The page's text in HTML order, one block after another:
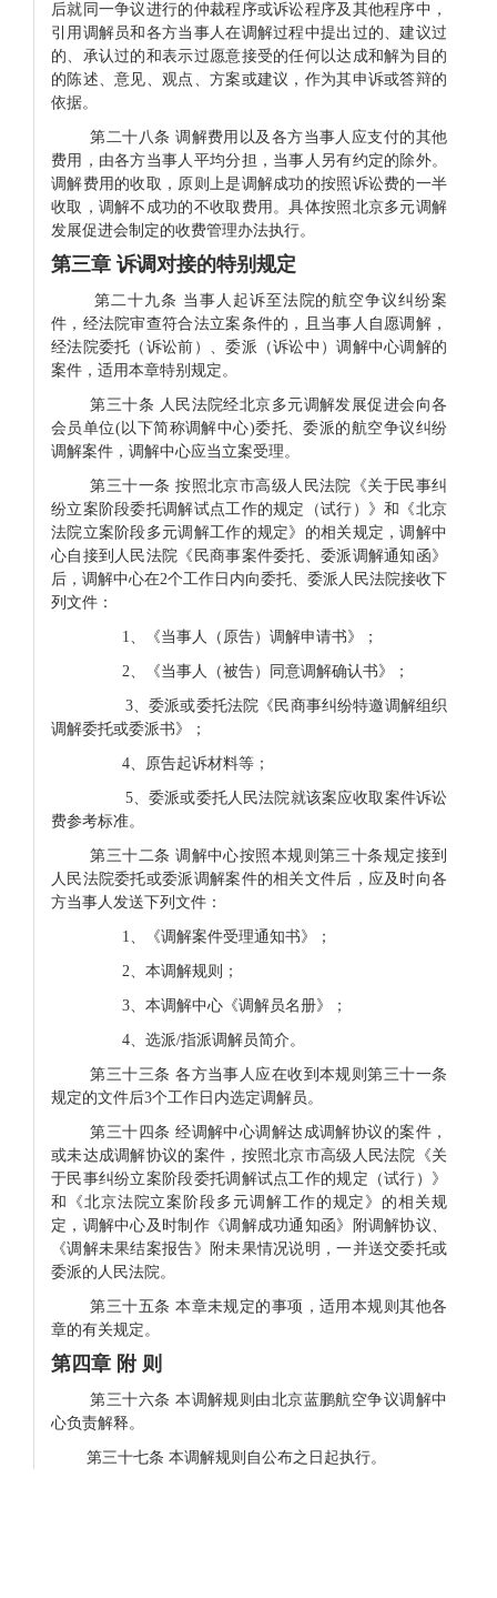
后就同一争议进行的仲裁程序或诉讼程序及其他程序中，
引用调解员和各方当事人在调解过程中提出过的、建议过
的、承认过的和表示过愿意接受的任何以达成和解为目的
的陈述、意见、观点、方案或建议，作为其申诉或答辩的
依据。
第二十八条 调解费用以及各方当事人应支付的其他
费用，由各方当事人平均分担，当事人另有约定的除外。
调解费用的收取，原则上是调解成功的按照诉讼费的一半
收取，调解不成功的不收取费用。具体按照北京多元调解
发展促进会制定的收费管理办法执行。
第三章 诉调对接的特别规定
第二十九条 当事人起诉至法院的航空争议纠纷案
件，经法院审查符合法立案条件的，且当事人自愿调解，
经法院委托（诉讼前）、委派（诉讼中）调解中心调解的
案件，适用本章特别规定。
第三十条 人民法院经北京多元调解发展促进会向各
会员单位(以下简称调解中心)委托、委派的航空争议纠纷
调解案件，调解中心应当立案受理。
第三十一条 按照北京市高级人民法院《关于民事纠
纷立案阶段委托调解试点工作的规定（试行）》和《北京
法院立案阶段多元调解工作的规定》的相关规定，调解中
心自接到人民法院《民商事案件委托、委派调解通知函》
后，调解中心在2个工作日内向委托、委派人民法院接收下
列文件：
1、《当事人（原告）调解申请书》；
2、《当事人（被告）同意调解确认书》；
3、委派或委托法院《民商事纠纷特邀调解组织
调解委托或委派书》；
4、 原告起诉材料等；
5、委派或委托人民法院就该案应收取案件诉讼
费参考标准。
第三十二条 调解中心按照本规则第三十条规定接到
人民法院委托或委派调解案件的相关文件后，应及时向各
方当事人发送下列文件：
1、《调解案件受理通知书》；
2、 本调解规则；
3、 本调解中心《调解员名册》；
4、 选派/指派调解员简介。
第三十三条 各方当事人应在收到本规则第三十一条
规定的文件后3个工作日内选定调解员。
第三十四条 经调解中心调解达成调解协议的案件，
或未达成调解协议的案件，按照北京市高级人民法院《关
于民事纠纷立案阶段委托调解试点工作的规定（试行）》
和《北京法院立案阶段多元调解工作的规定》的相关规
定，调解中心及时制作《调解成功通知函》附调解协议、
《调解未果结案报告》附未果情况说明，一并送交委托或
委派的人民法院。
第三十五条 本章未规定的事项，适用本规则其他各
章的有关规定。
第四章 附 则
第三十六条 本调解规则由北京蓝鹏航空争议调解中
心负责解释。
第三十七条 本调解规则自公布之日起执行。